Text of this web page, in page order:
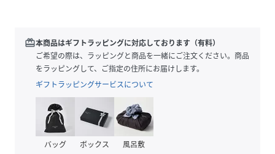
採用されたことが雄弁に物語っています。
苛酷な環境に対応するアウトドアウエアのノウハウを基盤に
し、ストリートのトレンドを融合させたアウトドア・カジュ
アル・ウェア、それがGERRYです。
これからの季節に最適な接触冷感素材生地を使用。
UVカット機能も付いた､キャンプ､ガーデニング､アウトドア
redeem本商品はギフトラッピングに対応しております（有料）
ご希望の際は、ラッピングと商品を一緒にご注文ください。商品
をラッピングして、ご指定の住所にお届けします。
ギフトラッピングサービスについて
バッグ ボックス 風呂敷